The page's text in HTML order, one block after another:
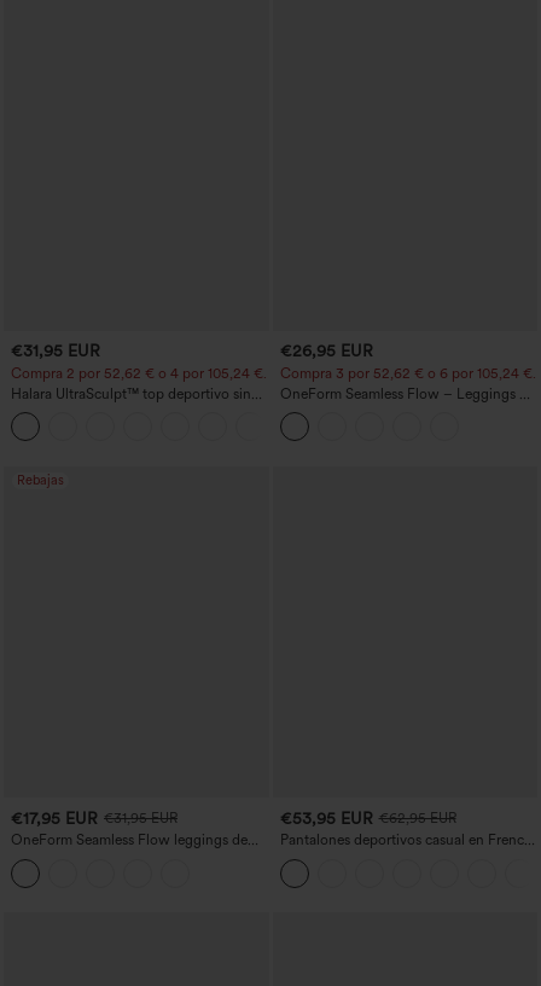
€31,95 EUR
Compra 2 por 52,62 € o 4 por 105,24 €.
Halara UltraSculpt™ top deportivo sin
mangas con escote redondo y bajo
curvo
€26,95 EUR
Compra 3 por 52,62 € o 6 por 105,24 €.
OneForm Seamless Flow – Leggings de
yoga sin costuras, tiro medio, control de
abdomen y realce de glúteos
Rebajas
€17,95 EUR €31,95 EUR
OneForm Seamless Flow leggings de
yoga de talle alto con control abdominal
y realce de glúteos
€53,95 EUR €62,95 EUR
Pantalones deportivos casual en French
terry con estampado denim, tiro medio,
estilo jeans y bolsillos